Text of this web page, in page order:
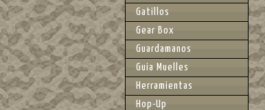
Gatillos
Gear Box
Guardamanos
Guia Muelles
Herramientas
Hop-Up